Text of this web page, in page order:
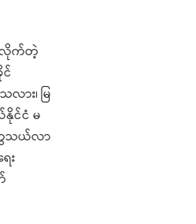
းလိုက်တဲ့
း၊ မြ
င်ငံ မ
သယ်လာ
း